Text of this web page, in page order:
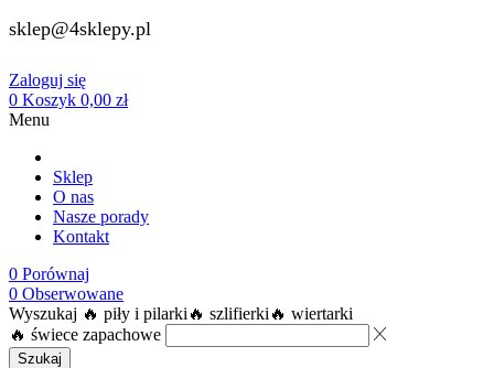
sklep@4sklepy.pl
Zaloguj się
0 Koszyk 0,00 zł
Menu
Sklep
O nas
Nasze porady
Kontakt
0 Porównaj
0 Obserwowane
Wyszukaj 🔥 piły i pilarki 🔥 szlifierki 🔥 wiertarki
🔥 świece zapachowe
Szukaj